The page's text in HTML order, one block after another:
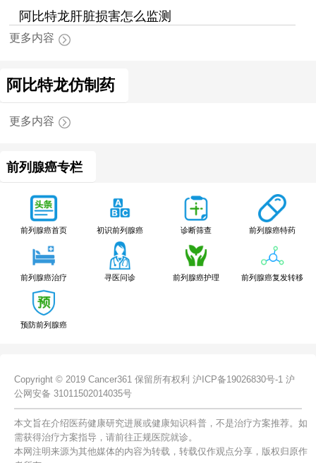
阿比特龙肝脏损害怎么监测
更多内容
阿比特龙仿制药
更多内容
前列腺癌专栏
前列腺癌首页 初识前列腺癌 诊断筛查 前列腺癌特药
前列腺癌治疗 寻医问诊 前列腺癌护理 前列腺癌复发转移
预防前列腺癌
Copyright © 2019 Cancer361 保留所有权利 沪ICP备19026830号-1 沪
公网安备 31011502014035号
本文旨在介绍医药健康研究进展或健康知识科普，不是治疗方案推荐。如
需获得治疗方案指导，请前往正规医院就诊。
本网注明来源为其他媒体的内容为转载，转载仅作观点分享，版权归原作